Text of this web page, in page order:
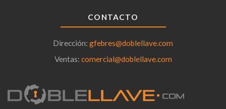
CONTACTO
Dirección: gfebres@doblellave.com
Ventas: comercial@doblellave.com